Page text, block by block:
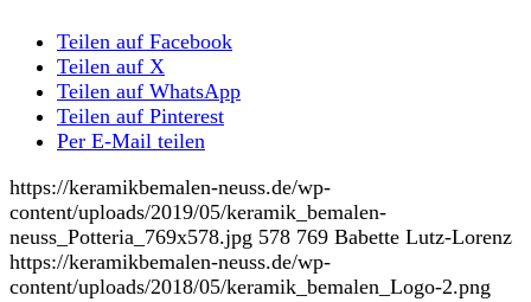
Teilen auf Facebook
Teilen auf X
Teilen auf WhatsApp
Teilen auf Pinterest
Per E-Mail teilen
https://keramikbemalen-neuss.de/wp-
content/uploads/2019/05/keramik_bemalen-
neuss_Potteria_769x578.jpg 578 769 Babette Lutz-Lorenz
https://keramikbemalen-neuss.de/wp-
content/uploads/2018/05/keramik_bemalen_Logo-2.png